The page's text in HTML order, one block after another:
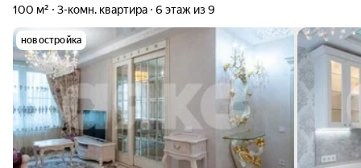
100 м² 3-комн. квартира 6 этаж из 9
новостройка